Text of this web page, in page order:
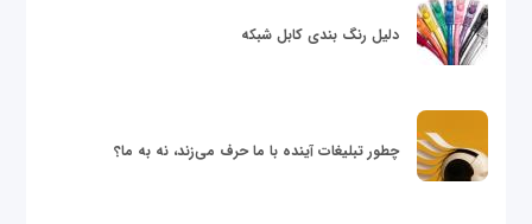
دلیل رنگ بندی کابل شبکه
چطور تبلیغات آینده با ما حرف می‌زند، نه به ما؟